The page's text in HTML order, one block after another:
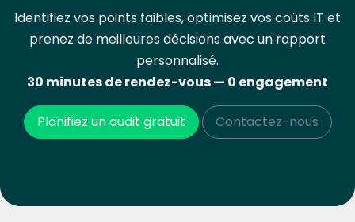
Identifiez vos points faibles, optimisez vos coûts IT et
prenez de meilleures décisions avec un rapport
personnalisé.
30 minutes de rendez-vous — 0 engagement
Planifiez un audit gratuit Contactez-nous